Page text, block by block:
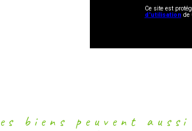
Ce site est
d'utilisation de
Ces biens peuvent aussi